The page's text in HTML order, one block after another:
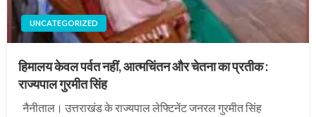
UNCATEGORIZED
हिमालय केवल पर्वत नहीं, आत्मचिंतन और चेतना का प्रतीक :
राज्यपाल गुरमीत सिंह
नैनीताल। उत्तराखंड के राज्यपाल लेफ्टिनेंट जनरल गुरमीत सिंह